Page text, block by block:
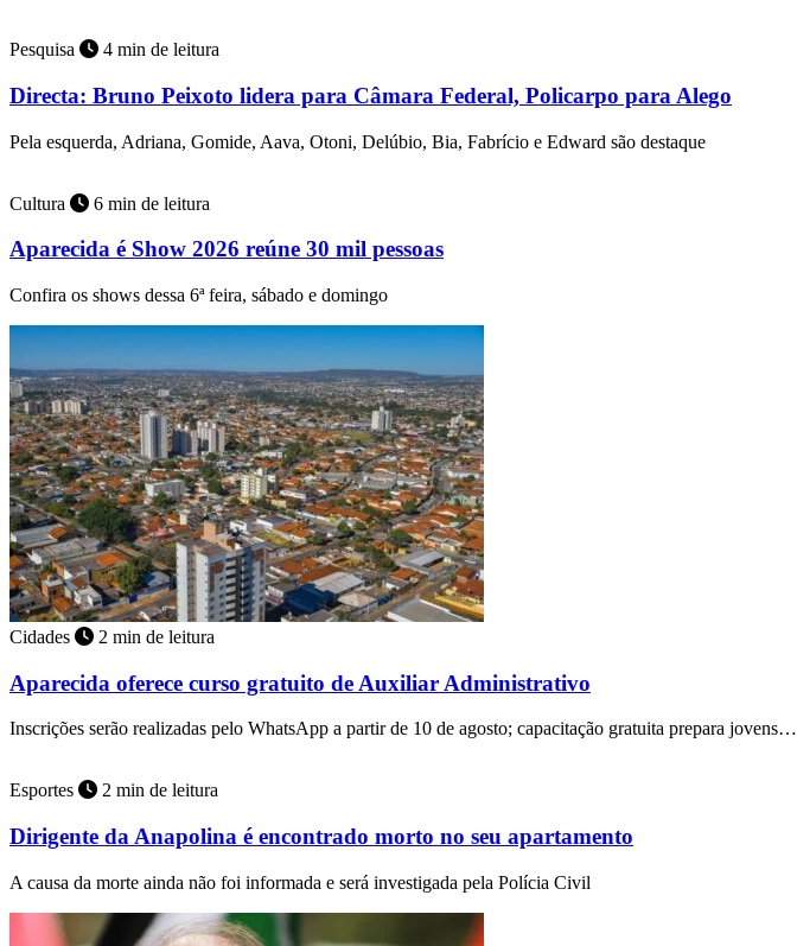
Pesquisa 4 min de leitura
Directa: Bruno Peixoto lidera para Câmara Federal, Policarpo para Alego
Pela esquerda, Adriana, Gomide, Aava, Otoni, Delúbio, Bia, Fabrício e Edward são destaque
Cultura 6 min de leitura
Aparecida é Show 2026 reúne 30 mil pessoas
Confira os shows dessa 6ª feira, sábado e domingo
Cidades 2 min de leitura
Aparecida oferece curso gratuito de Auxiliar Administrativo
Inscrições serão realizadas pelo WhatsApp a partir de 10 de agosto; capacitação gratuita prepara jovens…
Esportes 2 min de leitura
Dirigente da Anapolina é encontrado morto no seu apartamento
A causa da morte ainda não foi informada e será investigada pela Polícia Civil